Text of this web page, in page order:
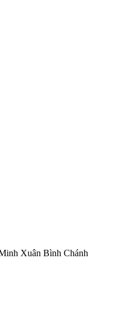
Xuân Bình Chánh